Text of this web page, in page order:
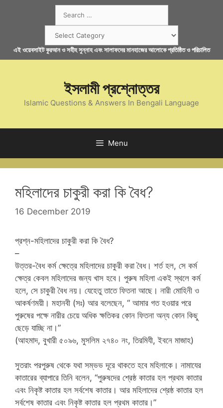
for:
এই ওয়েবসাইট কুরআন ও সহীহ সুন্নাহ এবং সালাফদের মানহাজের আলোকে প্রতিষ্ঠিত ও পরিচালিত
ইসলামী প্রশ্নোত্তর
Islamic Questions & Answers In Bengali Language
Menu
মহিলাদের চাকুরী করা কি বৈধ?
16 December 2019
প্রশ্ন-মহিলাদের চাকুরী করা কি বৈধ?
–
উত্তর-বৈধ কর্ম ক্ষেত্রে মহিলাদের চাকুরী করা বৈধ। শর্ত হল, সে কর্ম
ক্ষেত্র কেবল মহিলাদের জন্য খাস হবে। পুরুষ মহিলা একই স্থলে কর্ম
হলে, সে চাকুরী বৈধ নয়। যেহেতু তাতে ফিতনা আছে। নারী মোহিনী ও
আকর্ষণময়ী। মহানবী (সঃ) আর বলেছেন, “ আমার গত হওয়ার পরে
পুরুষের পক্ষে নারীর চেয়ে অধিক ক্ষতিকর কোন ফিতনা অন্য কোন কিছু
ছেড়ে যাচ্ছি না।”
(আহমাদ, বুখারী ৫০৯৬, মুসলিম ২৭৪০ নং, তিরমিযী, ইবনে মাজাহ)
সুতরাং পরপুরুষ থেকে যথা সম্ভভ দূরে থাকতে হবে মহিলাকে। নামাযের
কাতারের ব্যাপারে তিনি বলেন, “পুরুষদের শ্রেষ্ঠ কাতার হল প্রথম কাতার
এবং নিকৃষ্ট কাতার হল সর্বশেষ কাতার। আর মহিলাদের শ্রেষ্ঠ কাতার হল
সর্বশেষ কাতার এবং নিকৃষ্ট কাতার হল প্রথম কাতার।”